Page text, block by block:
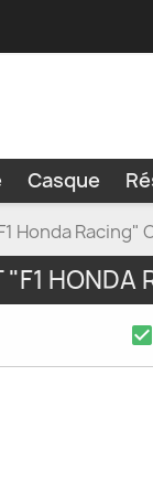
Casque
Honda
HONDA
check_box